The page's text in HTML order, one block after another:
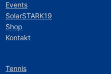
Events
SolarSTARK19
Shop
Kontakt
Tennis